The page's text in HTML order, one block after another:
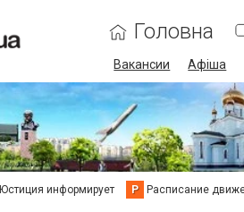
Головна
Вакансии Афіша
Юстиция информирует Р Расписание